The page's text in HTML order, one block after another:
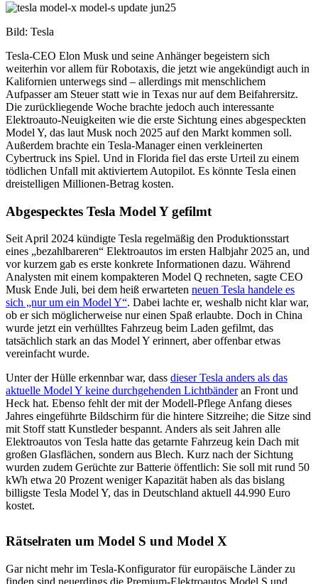
Bild: Tesla
Tesla-CEO Elon Musk und seine Anhänger begeistern sich
weiterhin vor allem für Robotaxis, die jetzt wie angekündigt auch in
Kalifornien unterwegs sind – allerdings mit menschlichem
Aufpasser am Steuer statt wie in Texas nur auf dem Beifahrersitz.
Die zurückliegende Woche brachte jedoch auch interessante
Elektroauto-Neuigkeiten wie die erste Sichtung eines abgespeckten
Model Y, das laut Musk noch 2025 auf den Markt kommen soll.
Außerdem brachte ein Tesla-Manager einen verkleinerten
Cybertruck ins Spiel. Und in Florida fiel das erste Urteil zu einem
tödlichen Unfall mit aktiviertem Autopilot. Es könnte Tesla einen
dreistelligen Millionen-Betrag kosten.
Abgespecktes Tesla Model Y gefilmt
Seit April 2024 kündigte Tesla regelmäßig den Produktionsstart
eines „bezahlbareren“ Elektroautos im ersten Halbjahr 2025 an, und
vor kurzem gab es erste konkrete Informationen dazu. Während
Analysten mit einem kompakteren Model Q rechneten, sagte CEO
Musk Ende Juli, bei dem heiß erwarteten neuen Tesla handele es
sich „nur um ein Model Y“. Dabei lachte er, weshalb nicht klar war,
ob er sich möglicherweise nur einen Spaß erlaubte. Doch in China
wurde jetzt ein verhülltes Fahrzeug beim Laden gefilmt, das
tatsächlich stark an das Model Y erinnert, aber offenbar etwas
vereinfacht wurde.
Unter der Hülle erkennbar war, dass dieser Tesla anders als das
aktuelle Model Y keine durchgehenden Lichtbänderan Front und
Heck hat. Ebenso fehlt der mit der Modell-Pflege Anfang dieses
Jahres eingeführte Bildschirm für die hintere Sitzreihe; die Sitze sind
mit Stoff statt Kunstleder bespannt. Anders als seit Jahren alle
Elektroautos von Tesla hatte das getarnte Fahrzeug kein Dach mit
großen Glasflächen, sondern aus Blech. Kurz nach der Sichtung
wurden zudem Gerüchte zur Batterie öffentlich: Sie soll mit rund 50
kWh etwa 20 Prozent weniger Kapazität haben als das bislang
billigste Tesla Model Y, das in Deutschland aktuell 44.990 Euro
kostet.
Rätselraten um Model S und Model X
Gar nicht mehr im Tesla-Konfigurator für europäische Länder zu
finden sind neuerdings die Premium-Elektroautos Model S und